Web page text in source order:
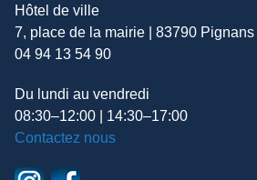
Hôtel de ville
7, place de la mairie | 83790 Pignans
04 94 13 54 90
Du lundi au vendredi
08:30–12:00 | 14:30–17:00
Contactez nous